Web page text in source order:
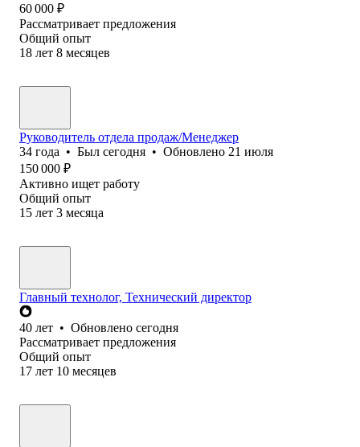
60 000 ₽
Рассматривает предложения
Общий опыт
18 лет 8 месяцев
Руководитель отдела продаж/Менеджер
34 года • Был сегодня • Обновлено 21 июля
150 000 ₽
Активно ищет работу
Общий опыт
15 лет 3 месяца
Главный технолог, Технический директор
40 лет • Обновлено сегодня
Рассматривает предложения
Общий опыт
17 лет 10 месяцев